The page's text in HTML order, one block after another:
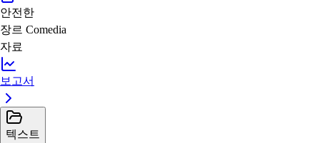
안전한
장르 Comedia
자료
보고서
텍스트